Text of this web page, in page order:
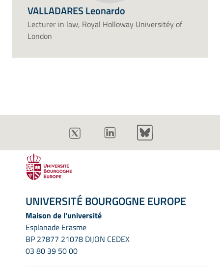
VALLADARES Leonardo
Lecturer in law, Royal Holloway Universitéy of
London
UNIVERSITÉ BOURGOGNE EUROPE
Maison de l'université
Esplanade Erasme
BP 27877 21078 DIJON CEDEX
03 80 39 50 00